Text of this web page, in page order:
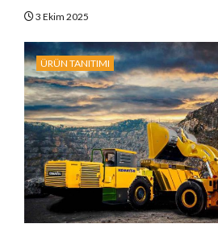
3 Ekim 2025
ÜRÜN TANITIMI